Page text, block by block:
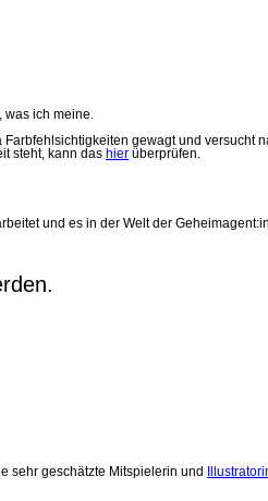
was ich meine.
Farbfehlsichtigkeiten gewagt und versucht
steht, kann das hier überprüfen.
und es in der Welt der
sehr geschätzte Mitspielerin und